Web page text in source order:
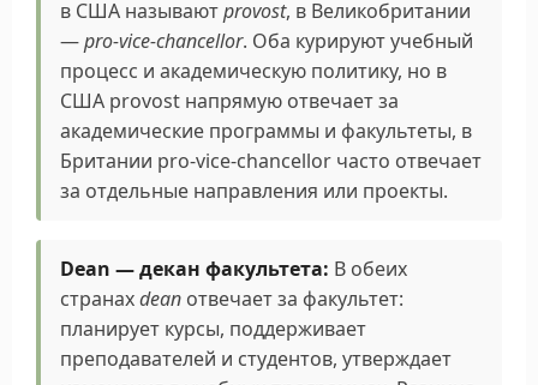
в США называютprovost, в Великобритании
—pro-vice-chancellor. Оба курируют учебный
процесс и академическую политику, но в
США provost напрямую отвечает за
академические программы и факультеты, в
Британии pro-vice-chancellor часто отвечает
за отдельные направления или проекты.
Dean — декан факультета: В обеих
странахdean отвечает за факультет:
планирует курсы, поддерживает
преподавателей и студентов, утверждает